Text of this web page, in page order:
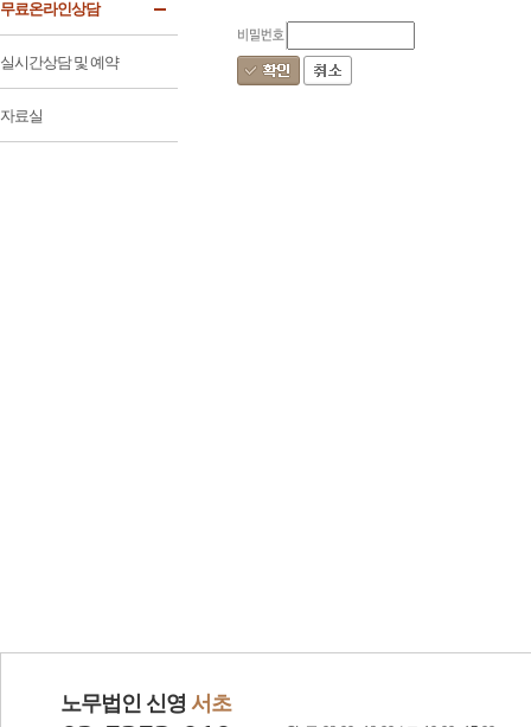
무료온라인상담
실시간상담 및 예약
자료실
노무법인 신영 서초